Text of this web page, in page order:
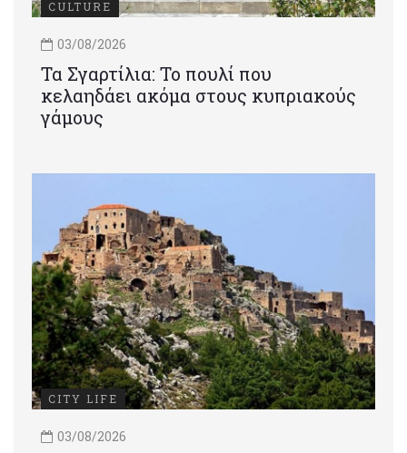
CULTURE
03/08/2026
Τα Σγαρτίλια: Το πουλί που
κελαηδάει ακόμα στους κυπριακούς
γάμους
CITY LIFE
03/08/2026